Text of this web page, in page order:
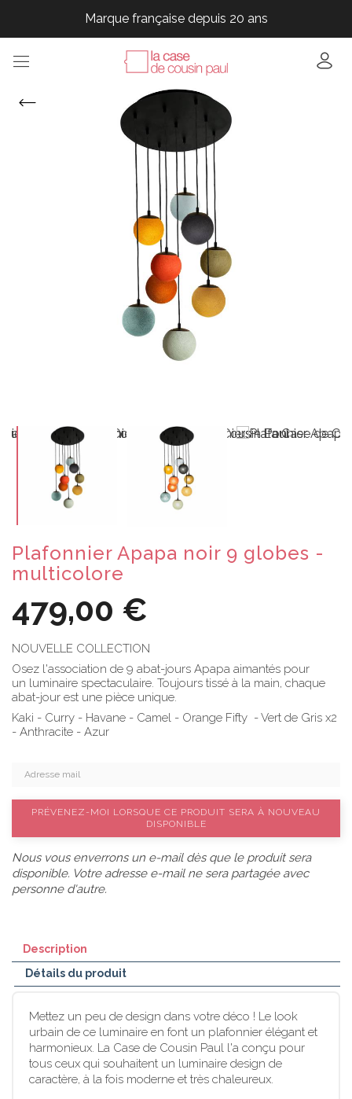
Marque française depuis 20 ans
Marque française depuis 20 ans
Marque française depuis 20 ans
Plafonnier Apapa noir 9 globes -
multicolore
479,00 €
NOUVELLE COLLECTION
Osez l'association de 9 abat-jours Apapa aimantés pour
un luminaire spectaculaire. Toujours tissé à la main, chaque
abat-jour est une pièce unique.
Kaki - Curry - Havane - Camel - Orange Fifty - Vert de Gris x2
- Anthracite - Azur
PRÉVENEZ-MOI LORSQUE CE PRODUIT SERA À NOUVEAU
DISPONIBLE
Nous vous enverrons un e-mail dès que le produit sera
disponible. Votre adresse e-mail ne sera partagée avec
personne d'autre.
Description
Détails du produit
Mettez un peu de design dans votre déco ! Le look
urbain de ce luminaire en font un plafonnier élégant et
harmonieux. La Case de Cousin Paul l'a conçu pour
tous ceux qui souhaitent un luminaire design de
caractère, à la fois moderne et très chaleureux.